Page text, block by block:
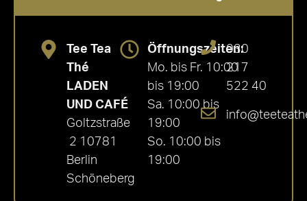
Tee Tea
Thé
LADEN
UND CAFÉ
Goltzstraße
2 10781
Berlin
Schöneberg
Öffnungszeiten:
Mo. bis Fr. 10:00
bis 19:00
Sa. 10:00 bis
19:00
So. 10:00 bis
19:00
030
217
522 40